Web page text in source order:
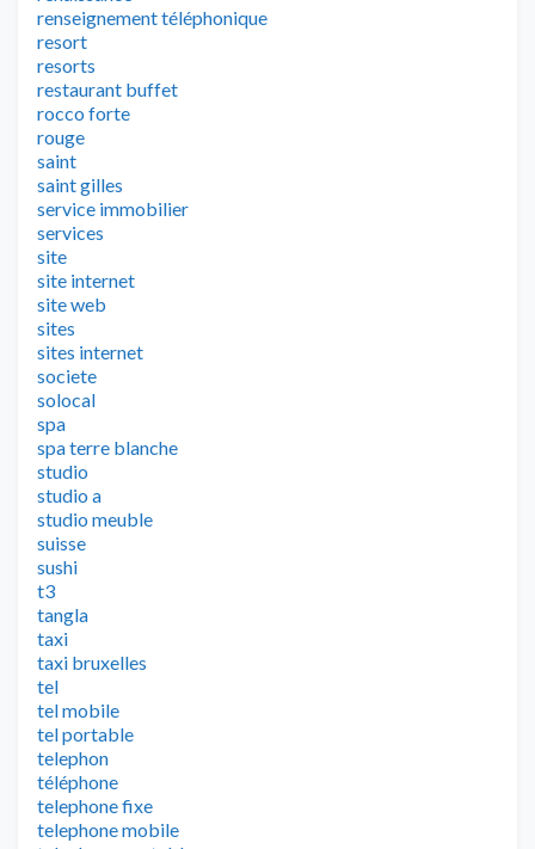
renseignement téléphonique
resort
resorts
restaurant buffet
rocco forte
rouge
saint
saint gilles
service immobilier
services
site
site internet
site web
sites
sites internet
societe
solocal
spa
spa terre blanche
studio
studio a
studio meuble
suisse
sushi
t3
tangla
taxi
taxi bruxelles
tel
tel mobile
tel portable
telephon
téléphone
telephone fixe
telephone mobile